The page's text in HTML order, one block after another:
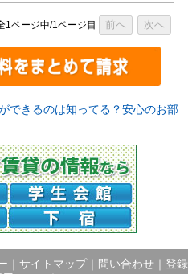
1ページ中/1ページ目 前へ 次へ
できるのは知ってる？安心のお部
サイトマップ｜ 問い合わせ
登録